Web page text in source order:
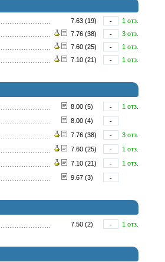
7.63 (19) -
1 отз.
7.76 (38) -
3 отз.
7.60 (25) -
1 отз.
7.10 (21) - 1 отз.
8.00 (5) -
1 отз.
8.00 (4)
-
7.76 (38) -
3 отз.
7.60 (25) -
1 отз.
7.10 (21) -
1 отз.
9.67 (3) -
7.50 (2) - 1 отз.